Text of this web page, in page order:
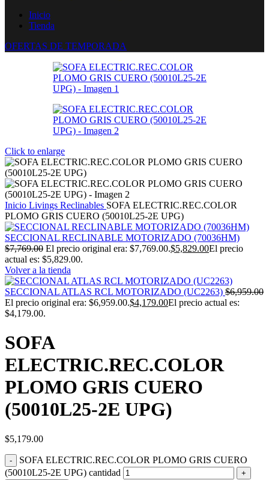
Inicio
Tienda
OFERTAS DE TEMPORADA
Click to enlarge
Inicio Livings Reclinables SOFA ELECTRIC.REC.COLOR
PLOMO GRIS CUERO (50010L25-2E UPG)
SECCIONAL RECLINABLE MOTORIZADO (70036HM)
$7,769.00 El precio original era: $7,769.00.$5,829.00El precio
actual es: $5,829.00.
Volver a la tienda
SECCIONAL ATLAS RCL MOTORIZADO (UC2263) $6,959.00
El precio original era: $6,959.00.$4,179.00El precio actual es:
$4,179.00.
SOFA
ELECTRIC.REC.COLOR
PLOMO GRIS CUERO
(50010L25-2E UPG)
$5,179.00
SOFA ELECTRIC.REC.COLOR PLOMO GRIS CUERO
(50010L25-2E UPG) cantidad